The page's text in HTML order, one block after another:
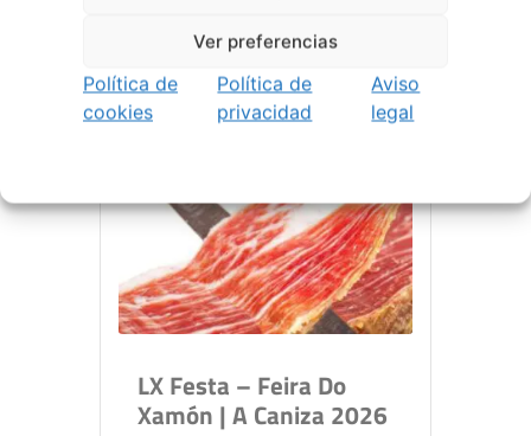
Ver preferencias
Política de
cookies
Política de
privacidad
Aviso
legal
12 - 15 AGOSTO
LX Festa – Feira Do
Xamón | A Caniza 2026